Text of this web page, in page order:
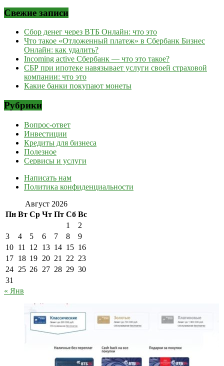
Свежие записи
Сбор денег через ВТБ Онлайн: что это
Что такое «Отложенный платеж» в Сбербанк Бизнес
Онлайн: как удалить?
Incoming active Сбербанк — что это такое?
СБР при ипотеке навязывает услуги своей страховой
компании: что это
Какие банки покупают монеты
Рубрики
Вопрос-ответ
Инвестиции
Кредиты для бизнеса
Полезное
Сервисы и услуги
Написать нам
Политика конфиденциальности
Август 2026
Пн Вт Ср Чт Пт Сб Вс
1
2
3
4 5 6 7 8
9
10 11 12 13 14 15 16
17 18 19 20 21 22 23
24 25 26 27 28 29 30
31
« Янв